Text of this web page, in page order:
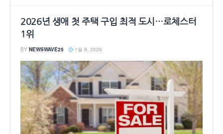
2026년 생애 첫 주택 구입 최적 도시…로체스터
1위
BY NEWSWAVE25 1월 8, 2026